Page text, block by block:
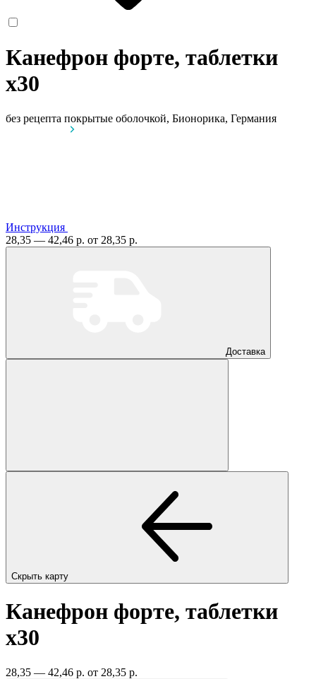
Канефрон форте, таблетки
x30
без рецепта покрытые оболочкой, Бионорика, Германия
Инструкция
28,35 — 42,46 р. от 28,35 р.
Доставка
Скрыть карту
Канефрон форте, таблетки
x30
28,35 — 42,46 р. от 28,35 р.